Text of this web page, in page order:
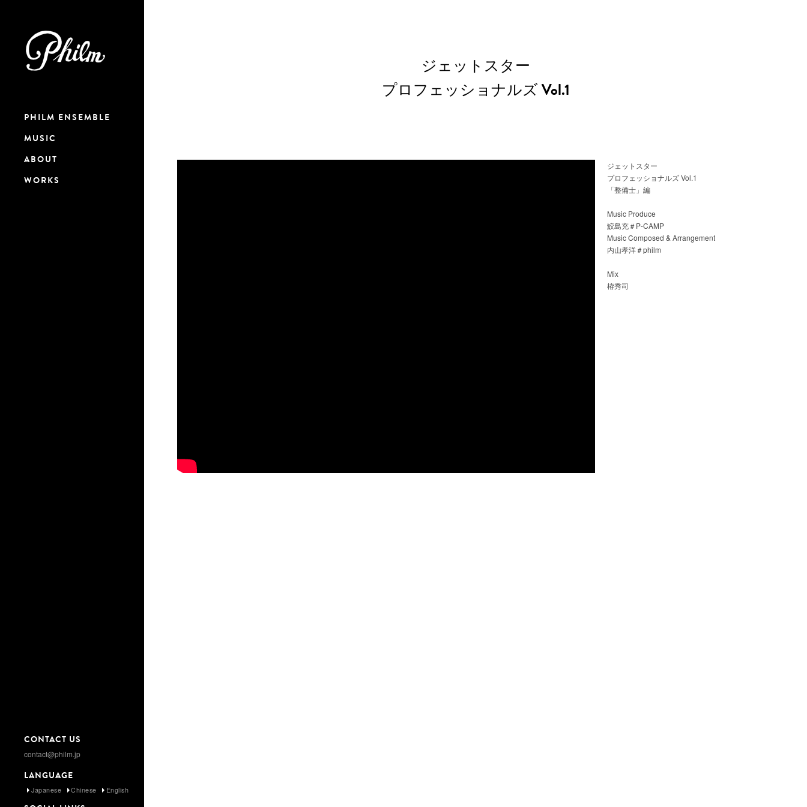
PHILM ENSEMBLE
MUSIC
ABOUT
WORKS
CONTACT US
contact@philm.jp
LANGUAGE
Japanese Chinese English
ジェットスター
プロフェッショナルズ Vol.1
ジェットスター
プロフェッショナルズ Vol.1
「整備士」編
Music Produce
鮫島充＃P-CAMP
Music Composed & Arrangement
内山孝洋＃philm
Mix
栫秀司